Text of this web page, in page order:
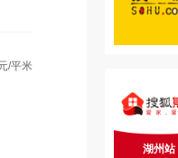
/平米
湖州站